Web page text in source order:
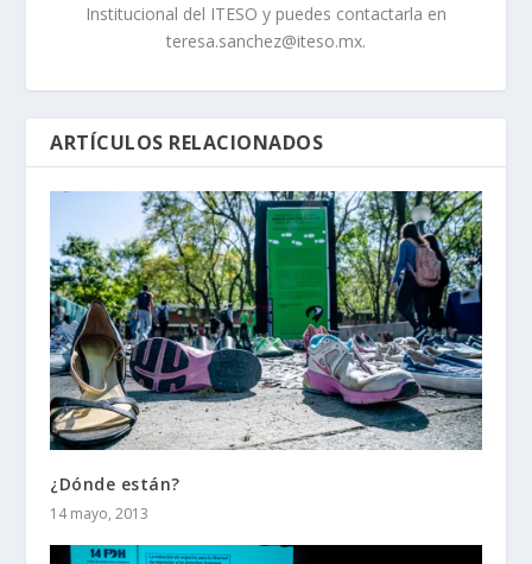
Institucional del ITESO y puedes contactarla en
teresa.sanchez@iteso.mx.
ARTÍCULOS RELACIONADOS
¿Dónde están?
14 mayo, 2013